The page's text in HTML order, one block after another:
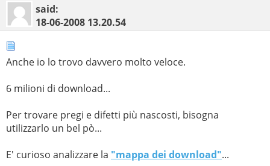
said:
18-06-2008 13.20.54
Anche io lo trovo davvero molto veloce.
6 milioni di download...
Per trovare pregi e difetti più nascosti, bisogna
utilizzarlo un bel pò...
E' curioso analizzare la "mappa dei download"...